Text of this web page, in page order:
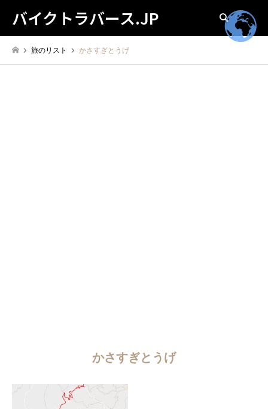
バイクトラバース.JP 検索
旅のリスト かさすぎとうげ
かさすぎとうげ